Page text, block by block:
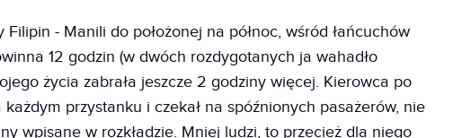
- Manili do położonej na północ, wśród łańcuchów
12 godzin (w dwóch rozdygotanych ja wahadło
życia zabrała jeszcze 2 godziny więcej. Kierowca po
każdym przystanku i czekał na spóźnionych pasażerów, nie
wpisane w rozkładzie. Mniej ludzi, to przecież dla niego